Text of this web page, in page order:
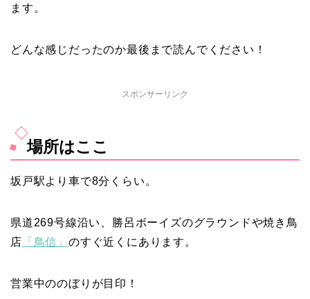
ます。
どんな感じだったのか最後まで読んでください！
スポンサーリンク
場所はここ
坂戸駅より車で8分くらい。
県道269号線沿い、勝呂ボーイズのグラウンドや焼き鳥
店 「鳥信」のすぐ近くにあります。
営業中ののぼりが目印！